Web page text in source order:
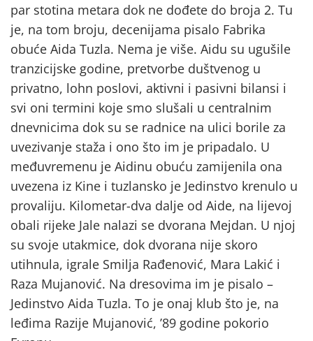
par stotina metara dok ne dođete do broja 2. Tu
je, na tom broju, decenijama pisalo Fabrika
obuće Aida Tuzla. Nema je više. Aidu su ugušile
tranzicijske godine, pretvorbe duštvenog u
privatno, lohn poslovi, aktivni i pasivni bilansi i
svi oni termini koje smo slušali u centralnim
dnevnicima dok su se radnice na ulici borile za
uvezivanje staža i ono što im je pripadalo. U
međuvremenu je Aidinu obuću zamijenila ona
uvezena iz Kine i tuzlansko je Jedinstvo krenulo u
provaliju. Kilometar-dva dalje od Aide, na lijevoj
obali rijeke Jale nalazi se dvorana Mejdan. U njoj
su svoje utakmice, dok dvorana nije skoro
utihnula, igrale Smilja Rađenović, Mara Lakić i
Raza Mujanović. Na dresovima im je pisalo –
Jedinstvo Aida Tuzla. To je onaj klub što je, na
leđima Razije Mujanović, ’89 godine pokorio